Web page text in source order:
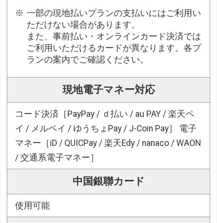
一部の現地払いプランの支払いにはご利用い
ただけない場合があります。
また、事前払い・オンラインカード決済では
ご利用いただけるカードが異なります。各プ
ランの案内でご確認ください。
現地電子マネー対応
コード決済［PayPay / ｄ払い / au PAY / 楽天ペ
イ / メルペイ / ゆうちょPay / J-Coin Pay］ 電子
マネー［iD / QUICPay / 楽天Edy / nanaco / WAON
/ 交通系電子マネー］
中国銀聯カード
使用可能